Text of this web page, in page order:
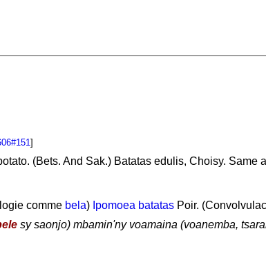
]
(Bets. And Sak.) Batatas edulis, Choisy. Same
comme bela) Ipomoea batatasPoir.
sy saonjo) mbamin'ny voamaina (voanemba,